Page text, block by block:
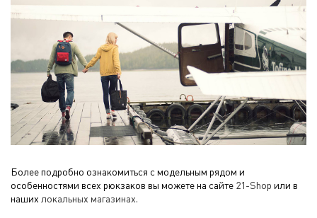
Более подробно ознакомиться с модельным рядом и
особенностями всех рюкзаков вы можете на сайте 21-Shop или в
наших локальных магазинах.